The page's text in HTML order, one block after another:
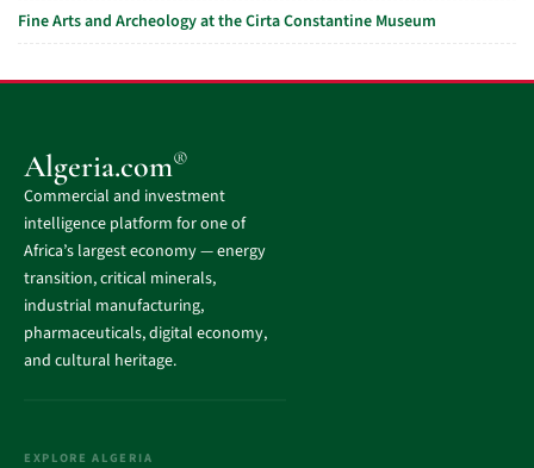
Fine Arts and Archeology at the Cirta Constantine Museum
Algeria.com®
Commercial and investment
intelligence platform for one of
Africa’s largest economy — energy
transition, critical minerals,
industrial manufacturing,
pharmaceuticals, digital economy,
and cultural heritage.
EXPLORE ALGERIA